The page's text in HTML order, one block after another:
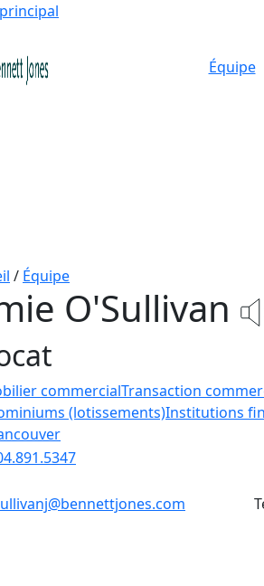
Équipe
/ Équipe
O'Sullivan
commercialTransaction
(lotissements)Institutions